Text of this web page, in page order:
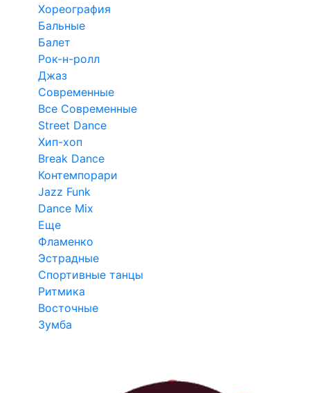
Хореография
Бальные
Балет
Рок-н-ролл
Джаз
Современные
Все Современные
Street Dance
Хип-хоп
Break Dance
Контемпорари
Jazz Funk
Dance Mix
Еще
Фламенко
Эстрадные
Спортивные танцы
Ритмика
Восточные
Зумба